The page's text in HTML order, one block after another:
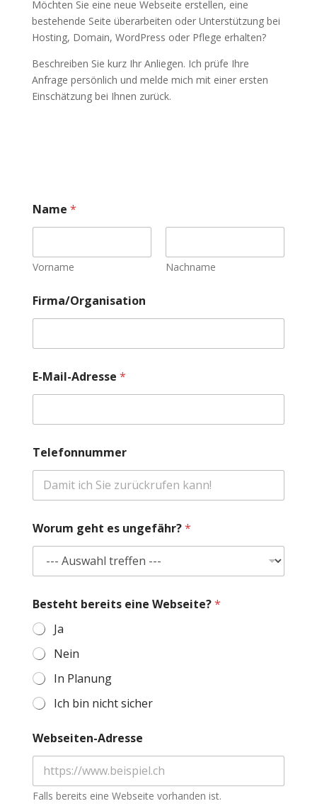
Möchten Sie eine neue Webseite erstellen, eine
bestehende Seite überarbeiten oder Unterstützung bei
Hosting, Domain, WordPress oder Pflege erhalten?
Beschreiben Sie kurz Ihr Anliegen. Ich prüfe Ihre
Anfrage persönlich und melde mich mit einer ersten
Einschätzung bei Ihnen zurück.
Name *
Vorname Nachname
Firma/Organisation
n
t
r
t
ü
t
u
g
d
a
m
e
E-Mail-Adresse *
Telefonnummer
Worum geht es ungefähr?*
Besteht bereits eine Webseite?*
Ja
Nein
In Planung
Ich bin nicht sicher
Webseiten-Adresse
Falls bereits eine Webseite vorhanden ist.